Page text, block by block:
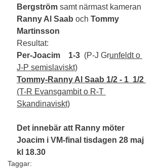
Bergström samt närmast kameran
Ranny Al Saab och Tommy
Martinsson
Resultat:
Per-Joacim    1-3 (P-J Grunfeldt o
J-P semislaviskt)
Tommy-Ranny Al Saab 1/2 - 1  1/2
(T-R Evansgambit o R-T
Skandinaviskt)
Det innebär att Ranny möter
Joacim i VM-final tisdagen 28 maj
kl 18.30
Taggar: